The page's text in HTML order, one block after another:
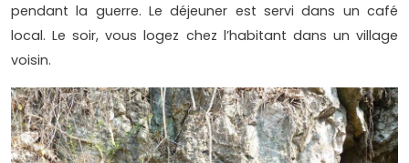
pendant la guerre. Le déjeuner est servi dans un café
local. Le soir, vous logez chez l’habitant dans un village
voisin.